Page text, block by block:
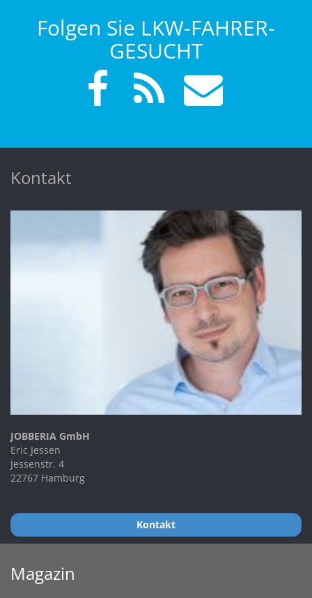
Folgen Sie LKW-FAHRER-
GESUCHT
Kontakt
JOBBERIA GmbH
Eric Jessen
Jessenstr. 4
22767 Hamburg
Kontakt
Magazin